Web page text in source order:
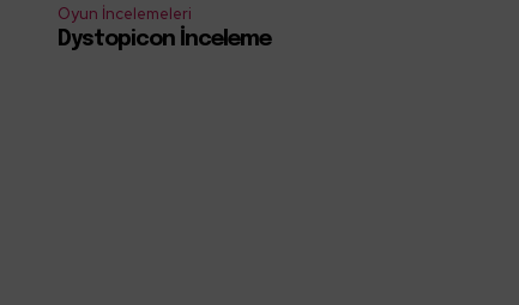
Oyun İncelemeleri
Dystopicon İnceleme